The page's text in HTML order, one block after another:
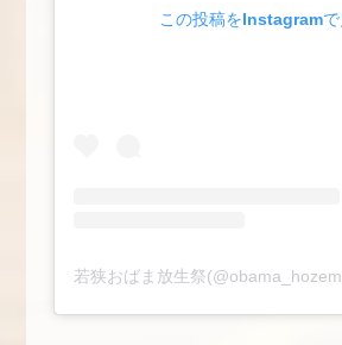
この投稿をInstagramで